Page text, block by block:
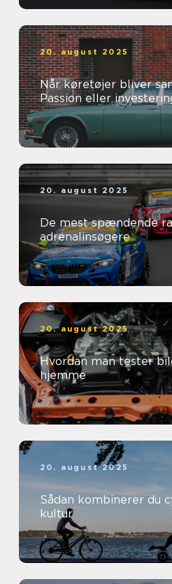
20. august 2025
Når køretøjer bliver
Passion eller
20. august 2025
De mest spændende
adrenalinsøgere
20. august 2025
Hvordan man tester
hjemme
20. august 2025
Sådan kombinerer du
kultur